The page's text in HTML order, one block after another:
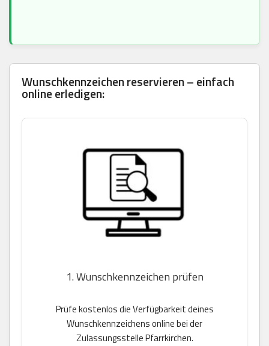
Wunschkennzeichen reservieren – einfach
online erledigen:
1. Wunschkennzeichen prüfen
Prüfe kostenlos die Verfügbarkeit deines
Wunschkennzeichens online bei der
Zulassungsstelle Pfarrkirchen.